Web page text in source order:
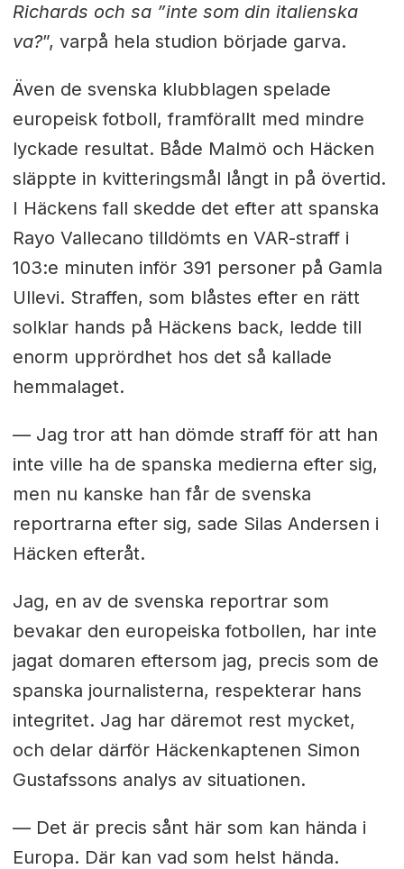
Richards och sa ”inte som din italienska
va?”, varpå hela studion började garva.
Även de svenska klubblagen spelade
europeisk fotboll, framförallt med mindre
lyckade resultat. Både Malmö och Häcken
släppte in kvitteringsmål långt in på övertid.
I Häckens fall skedde det efter att spanska
Rayo Vallecano tilldömts en VAR-straff i
103:e minuten inför 391 personer på Gamla
Ullevi. Straffen, som blåstes efter en rätt
solklar hands på Häckens back, ledde till
enorm upprördhet hos det så kallade
hemmalaget.
— Jag tror att han dömde straff för att han
inte ville ha de spanska medierna efter sig,
men nu kanske han får de svenska
reportrarna efter sig, sade Silas Andersen i
Häcken efteråt.
Jag, en av de svenska reportrar som
bevakar den europeiska fotbollen, har inte
jagat domaren eftersom jag, precis som de
spanska journalisterna, respekterar hans
integritet. Jag har däremot rest mycket,
och delar därför Häckenkaptenen Simon
Gustafssons analys av situationen.
— Det är precis sånt här som kan hända i
Europa. Där kan vad som helst hända.